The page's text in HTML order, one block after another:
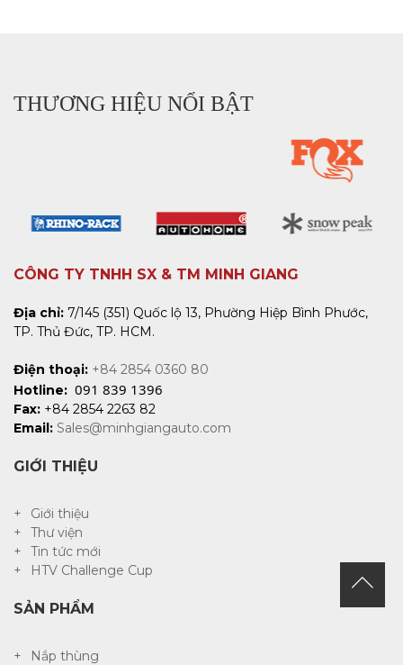
THƯƠNG HIỆU NỔI BẬT
CÔNG TY TNHH SX & TM MINH GIANG
Địa chỉ: 7/145 (351) Quốc lộ 13, Phường Hiệp Bình Phước,
TP. Thủ Đức, TP. HCM.
Điện thoại: +84 2854 0360 80
Hotline: 091 839 1396
Fax: +84 2854 2263 82
Email: Sales@minhgiangauto.com
GIỚI THIỆU
Giới thiệu
Thư viện
Tin tức mới
HTV Challenge Cup
SẢN PHẨM
Nắp thùng